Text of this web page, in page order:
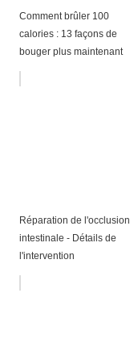
Comment brûler 100
calories : 13 façons de
bouger plus maintenant
Réparation de l'occlusion
intestinale - Détails de
l'intervention